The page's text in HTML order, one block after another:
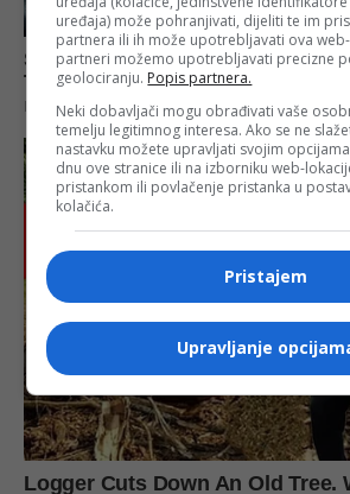
uređaja) može pohranjivati, dijeliti te im
partnera ili ih može upotrebljavati ova
partneri možemo upotrebljavati precizne
geolociranju. Popis partnera.
Neki dobavljači mogu obrađivati vaše
temelju legitimnog interesa. Ako se ne
nastavku možete upravljati svojim
dnu ove stranice ili na izborniku web-
pristankom ili povlačenje pristanka u
kolačića.
Pristajem
Upravljanje